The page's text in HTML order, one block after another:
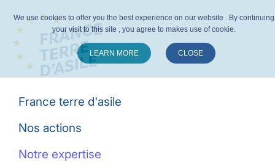
France terre d'asile
Nos actions
Notre expertise
We use cookies to offer you the best experience on our website . By continuing
your visit to this site , you agree to makes use of cookie.
LEARN MORE CLOSE